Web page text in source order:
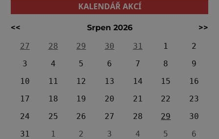
KALENDÁŘ AKCÍ
<< Srpen 2026
>>
27
28 29 30 31 1
2
3
4 5 6 7 8
9
10
11 12 13 14 15
16
17
18 19 20 21 22
23
24
25 26 27 28 29
30
31
1 2 3 4 5 6